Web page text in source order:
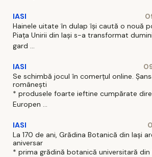
IASI
Hainele uitate în dulap îşi caută o nouă
Piaţa Unirii din Iaşi s-a transformat
gard ...
IASI
Se schimbă jocul în comerțul online.
românești
* produsele foarte ieftine cumpărate
Europen ...
IASI
La 170 de ani, Grădina Botanică din Iași
aniversar
* prima grădină botanică universitară din